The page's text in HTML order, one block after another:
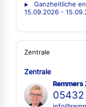
Ganzheitliche
15.09.2026 -
Zentrale
Zentrale